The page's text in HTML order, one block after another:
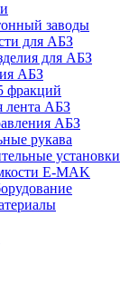
заводы
для АБЗ
для АБЗ
АБЗ
фракций
лента АБЗ
АБЗ
рукава
установки
E-MAK